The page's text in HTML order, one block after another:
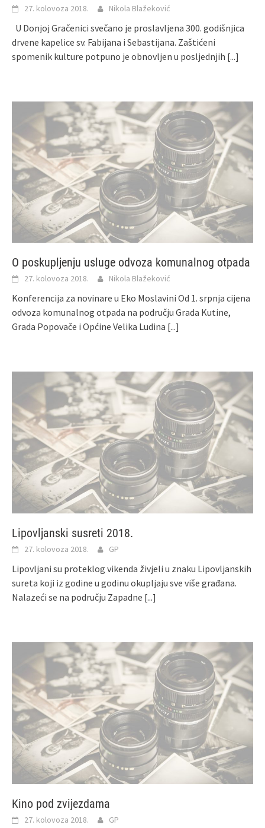
27. kolovoza 2018. Nikola Blažeković
U Donjoj Gračenici svečano je proslavljena 300. godišnjica
drvene kapelice sv. Fabijana i Sebastijana. Zaštićeni
spomenik kulture potpuno je obnovljen u posljednjih [...]
O poskupljenju usluge odvoza komunalnog otpada
27. kolovoza 2018. Nikola Blažeković
Konferencija za novinare u Eko Moslavini Od 1. srpnja cijena
odvoza komunalnog otpada na području Grada Kutine,
Grada Popovače i Općine Velika Ludina [...]
Lipovljanski susreti 2018.
27. kolovoza 2018. GP
Lipovljani su proteklog vikenda živjeli u znaku Lipovljanskih
sureta koji iz godine u godinu okupljaju sve više građana.
Nalazeći se na području Zapadne [...]
Kino pod zvijezdama
27. kolovoza 2018. GP